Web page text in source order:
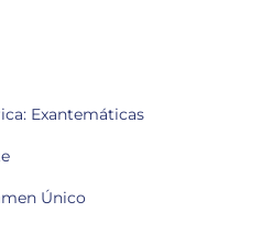
Exantemáticas
Único